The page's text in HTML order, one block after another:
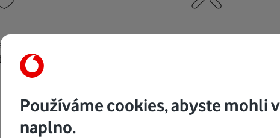
je
starostí.
Používáme cookies, abyste mohli
naplno.